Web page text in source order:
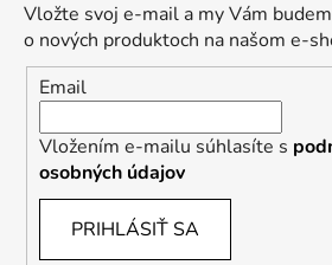
Vložte svoj e-mail a my Vám
o nových produktoch na našom e-
Email
Vložením e-mailu súhlasíte s
osobných údajov
PRIHLÁSIŤ SA